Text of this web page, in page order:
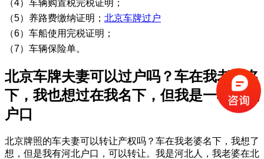
（4）车辆购置税完税证明；
（5）养路费缴纳证明； 北京车牌过户
（6）车船使用完税证明；
（7）车辆保险单。
北京车牌夫妻可以过户吗？车在我老婆名
下，我也想过在我名下，但我是一辆河北
户口
北京牌照的车夫妻可以转让产权吗？车在我老婆名下，我想了
想，但是我有河北户口，可以转让。我是河北人，我老婆在北